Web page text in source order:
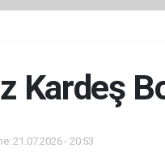
Kardeş
21.07.2026 - 20:53